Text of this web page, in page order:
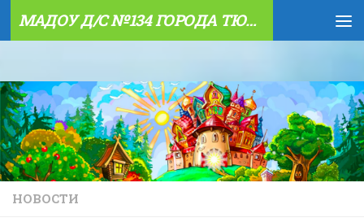
Skip to content МАДОУ Д/С №134 ГОРОДА ТЮМЕНИ
НОВОСТИ